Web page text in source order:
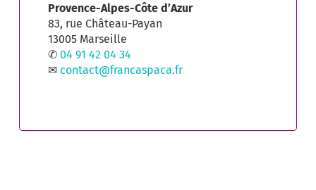
Provence-Alpes-Côte d’Azur
83, rue Château-Payan
13005 Marseille
✆04 91 42 04 34
✉ contact@francaspaca.fr